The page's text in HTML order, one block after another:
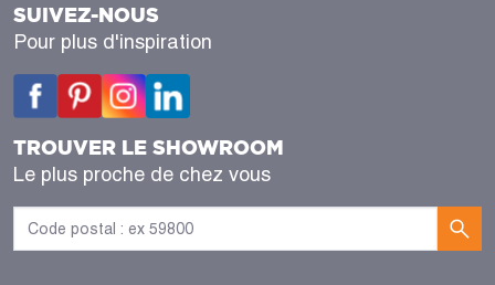
SUIVEZ-NOUS
Pour plus d'inspiration
TROUVER LE SHOWROOM
Le plus proche de chez vous